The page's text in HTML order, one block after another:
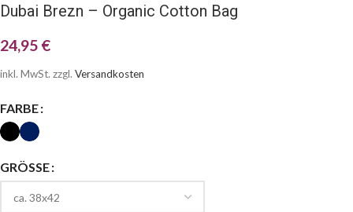
Dubai Brezn – Organic Cotton Bag
24,95 €
inkl. MwSt. zzgl. Versandkosten
FARBE
GRÖSSE